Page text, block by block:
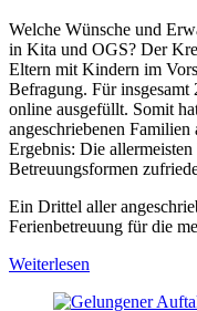
Welche Wünsche und
in Kita und OGS? Der
Eltern mit Kindern im
Befragung. Für
online ausgefüllt. Somit
angeschriebenen
Ergebnis: Die
Betreuungsformen
Ein Drittel aller
Ferienbetreuung für die
Weiterlesen